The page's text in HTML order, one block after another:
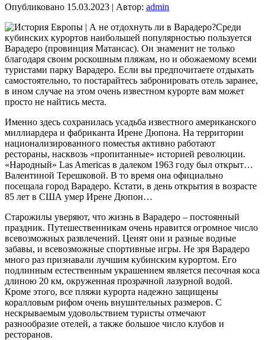
Опубликовано 15.03.2023 | Автор: admin
Среди
кубинских курортов наибольшей популярностью пользуется
Варадеро (провинция Матансас). Он знаменит не только
благодаря своим роскошным пляжам, но и обожаемому всеми
туристами парку Варадеро. Если вы предпочитаете отдыхать
самостоятельно, то постарайтесь забронировать отель заранее,
в ином случае на этом очень известном курорте вам может
просто не найтись места.
Именно здесь сохранилась усадьба известного американского
миллиардера и фабриканта Ирене Дюпона. На территории
национализированного поместья активно работают
рестораны, насквозь «пропитанные» историей революции.
«Народный» Las Americas в далеком 1963 году был открыт…
Валентиной Терешковой. В то время она официально
посещала город Варадеро. Кстати, в день открытия в возрасте
85 лет в США умер Ирене Дюпон…
Старожилы уверяют, что жизнь в Варадеро – постоянный
праздник. Путешественникам очень нравится огромное число
всевозможных развлечений. Ценят они и разные водные
забавы, и всевозможные спортивные игры. Не зря Варадеро
много раз признавали лучшим кубинским курортом. Его
подлинным естественным украшением является песочная коса
длиною 20 км, окруженная прозрачной лазурной водой.
Кроме этого, все пляжи курорта надежно защищены
коралловым рифом очень внушительных размеров. С
нескрываемым удовольствием туристы отмечают
разнообразие отелей, а также большое число клубов и
ресторанов.